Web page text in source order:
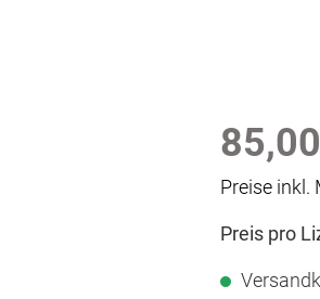
Preise inkl.
Preis pro